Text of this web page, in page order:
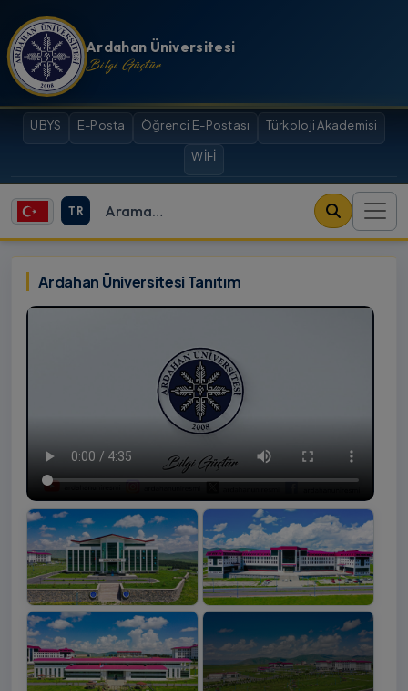
İçeriğe atla
Ardahan Üniversitesi
Bilgi Güçtür
UBYS E-Posta Öğrenci E-Postası Türkoloji Akademisi
WİFİ
TR
Site içi arama
Ardahan Üniversitesi
Ardahan Üniversitesi Tanıtım